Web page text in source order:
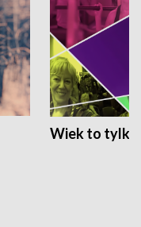
Wiek to tylko